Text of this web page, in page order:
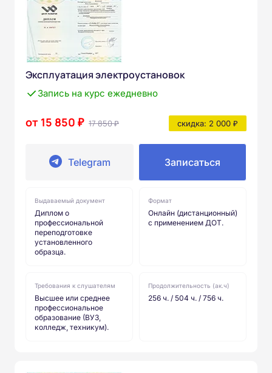
Эксплуатация электроустановок
Запись на курс ежедневно
от 15 850 ₽ 17 850 ₽ скидка: 2 000 ₽
Telegram Записаться
Выдаваемый документ
Диплом о
профессиональной
переподготовке
установленного
образца.
Формат
Онлайн (дистанционный)
с применением ДОТ.
Требования к слушателям
Высшее или среднее
профессиональное
образование (ВУЗ,
колледж, техникум).
Продолжительность (ак.ч)
256 ч. / 504 ч. / 756 ч.